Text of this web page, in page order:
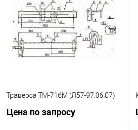
Траверса ТМ-71бМ (Л57-97.06.07)
Цена по запросу